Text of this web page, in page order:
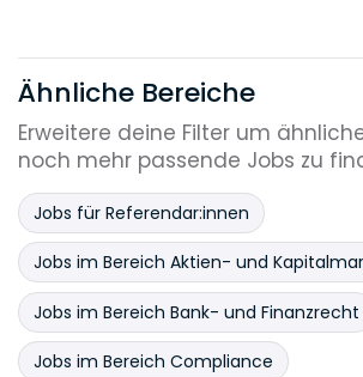
Ähnliche Bereiche
Erweitere deine Filter um
noch mehr passende Jobs zu
Jobs für Referendar:innen
Jobs im Bereich Aktien- und
Jobs im Bereich Bank- und Finanzrecht
Jobs im Bereich Compliance